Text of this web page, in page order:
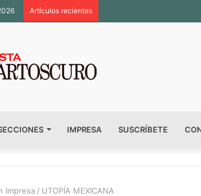
Artículos recientes
IMPRESA SUSCRÍBETE
Impresa / UTOPÍA MEXICANA